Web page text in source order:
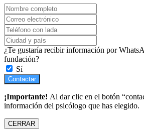
¿Te gustaría recibir información por
fundación?
Sí
Contactar
¡Importante! Al dar clic en el botón
información del psicólogo que has elegido.
CERRAR